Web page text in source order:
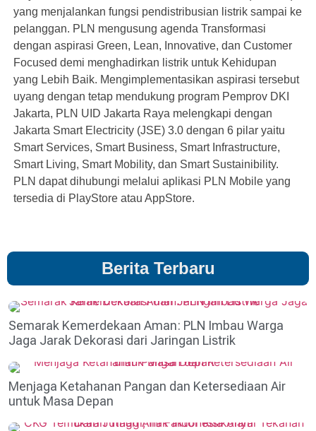
yang menjalankan fungsi pendistribusian listrik sampai ke
pelanggan. PLN mengusung agenda Transformasi
dengan aspirasi Green, Lean, Innovative, dan Customer
Focused demi menghadirkan listrik untuk Kehidupan
yang Lebih Baik. Mengimplementasikan aspirasi tersebut
uyang dengan tetap mendukung program Pemprov DKI
Jakarta, PLN UID Jakarta Raya melengkapi dengan
Jakarta Smart Electricity (JSE) 3.0 dengan 6 pilar yaitu
Smart Services, Smart Business, Smart Infrastructure,
Smart Living, Smart Mobility, dan Smart Sustainibility.
PLN dapat dihubungi melalui aplikasi PLN Mobile yang
tersedia di PlayStore atau AppStore.
Berita Terbaru
Semarak Kemerdekaan Aman: PLN Imbau Warga
Jaga Jarak Dekorasi dari Jaringan Listrik
Menjaga Ketahanan Pangan dan Ketersediaan Air
untuk Masa Depan